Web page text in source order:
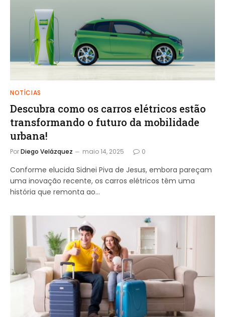
NOTÍCIAS
Descubra como os carros elétricos estão
transformando o futuro da mobilidade
urbana!
PorDiego Velázquez maio 14, 2025 0
Conforme elucida Sidnei Piva de Jesus, embora pareçam
uma inovação recente, os carros elétricos têm uma
história que remonta ao…